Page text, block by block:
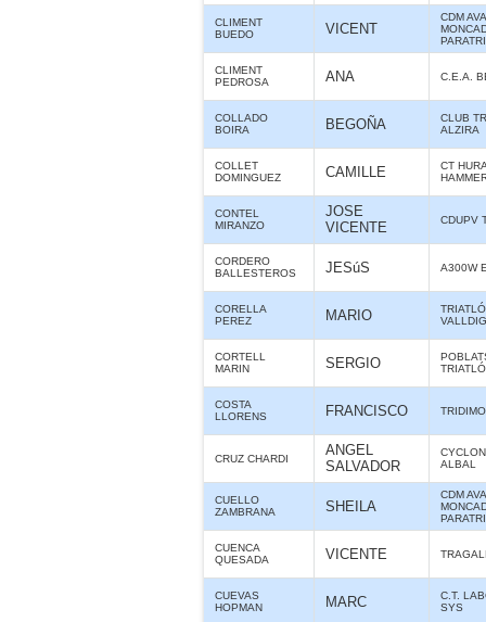
CLIMENT
BUEDO
VICENT
CDM
CLIMENT
PEDROSA
ANA C.E.A.
COLLADO
BOIRA
BEGOÑA
CLUB
ALZIRA
COLLET
DOMINGUEZ
CAMILLE
CT
CONTEL
MIRANZO
JOSE
VICENTE
CDUPV
CORDERO
BALLESTEROS
JESúS A300W
CORELLA
PEREZ
MARIO
CORTELL
MARIN
SERGIO
TRIATLÓ
COSTA
LLORENS
FRANCISCO
CRUZ CHARDI
ANGEL
SALVADOR
ALBAL
CUELLO
ZAMBRANA
SHEILA
CDM
CUENCA
QUESADA
VICENTE
CUEVAS
HOPMAN
MARC
C.T.
SYS